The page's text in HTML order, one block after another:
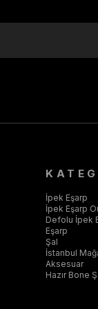
İpek Eşarp
İpek Eşarp
Defolu İpek
Eşarp
Şal
İstanbul
Aksesuar
Hazır Bone